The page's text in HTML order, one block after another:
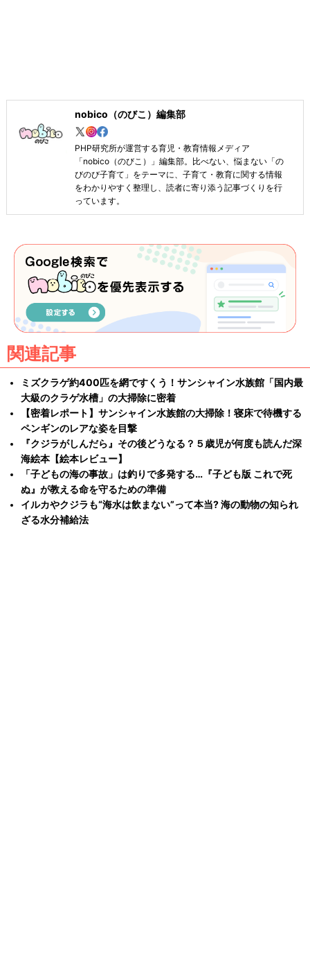
nobico（のびこ）編集部
PHP研究所が運営する育児・教育情報メディア
「nobico（のびこ）」編集部。比べない、悩まない「の
びのび子育て」をテーマに、子育て・教育に関する情報
をわかりやすく整理し、読者に寄り添う記事づくりを行
っています。
関連記事
ミズクラゲ約400匹を網ですくう！サンシャイン水族館「国内最
大級のクラゲ水槽」の大掃除に密着
【密着レポート】サンシャイン水族館の大掃除！寝床で待機する
ペンギンのレアな姿を目撃
『クジラがしんだら』その後どうなる？５歳児が何度も読んだ深
海絵本【絵本レビュー】
「子どもの海の事故」は釣りで多発する…『子ども版 これで死
ぬ』が教える命を守るための準備
イルカやクジラも“海水は飲まない”って本当? 海の動物の知られ
ざる水分補給法